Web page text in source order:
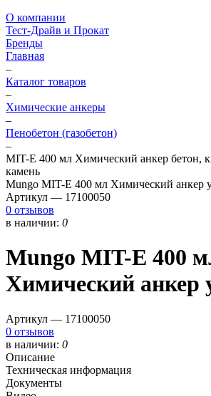
О компании
Тест-Драйв и Прокат
Бренды
Главная
–
Каталог товаров
–
Химические анкеры
–
Пенобетон (газобетон)
–
MIT-E 400 мл Химический анкер бетон,
камень
Mungo MIT-E 400 мл Химический анкер
Артикул — 17100050
0 отзывов
в наличии: 0
Mungo MIT-E 400
Химический анкер
Артикул — 17100050
0 отзывов
в наличии: 0
Описание
Техническая информация
Документы